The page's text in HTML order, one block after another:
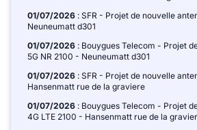
01/07/2026 : SFR - Projet de nouvelle
Neuneumatt d301
01/07/2026 : Bouygues Telecom - Projet
5G NR 2100 - Neuneumatt d301
01/07/2026 : SFR - Projet de nouvelle
Hansenmatt rue de la graviere
01/07/2026 : Bouygues Telecom - Projet
4G LTE 2100 - Hansenmatt rue de la